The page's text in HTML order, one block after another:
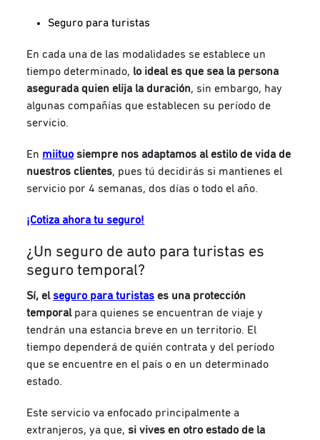
Seguro para turistas
En cada una de las modalidades se establece un
tiempo determinado, lo ideal es que sea la persona
asegurada quien elija la duración, sin embargo, hay
algunas compañías que establecen su período de
servicio.
En miituo siempre nos adaptamos al estilo de vida de
nuestros clientes, pues tú decidirás si mantienes el
servicio por 4 semanas, dos días o todo el año.
¡Cotiza ahora tu seguro!
¿Un seguro de auto para turistas es
seguro temporal?
Sí, elseguro para turistas es una protección
temporal para quienes se encuentran de viaje y
tendrán una estancia breve en un territorio. El
tiempo dependerá de quién contrata y del período
que se encuentre en el país o en un determinado
estado.
Este servicio va enfocado principalmente a
extranjeros, ya que,si vives en otro estado de la